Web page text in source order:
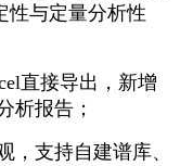
性与定量分析性
直接导出，新增
析报告；
，支持自建谱库、